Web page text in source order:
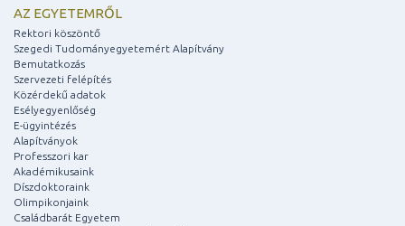
AZ EGYETEMRŐL
Rektori köszöntő
Szegedi Tudományegyetemért Alapítvány
Bemutatkozás
Szervezeti felépítés
Közérdekű adatok
Esélyegyenlőség
E-ügyintézés
Alapítványok
Professzori kar
Akadémikusaink
Díszdoktoraink
Olimpikonjaink
Családbarát Egyetem